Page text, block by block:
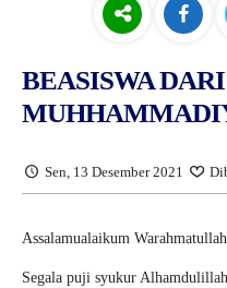
BEASISWA
Sen, 13 Desember 2021
Assalamualaikum
Segala puji syukur